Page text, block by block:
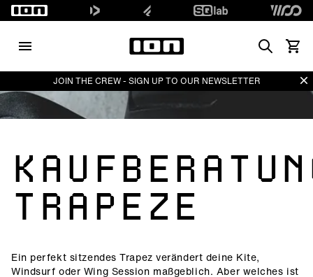
Search
JOIN THE CREW - SIGN UP TO OUR NEWSLETTER
TRAPEZE
Ein perfekt sitzendes Trapez verändert deine Kite,
Windsurf oder Wing Session maßgeblich. Aber welches ist